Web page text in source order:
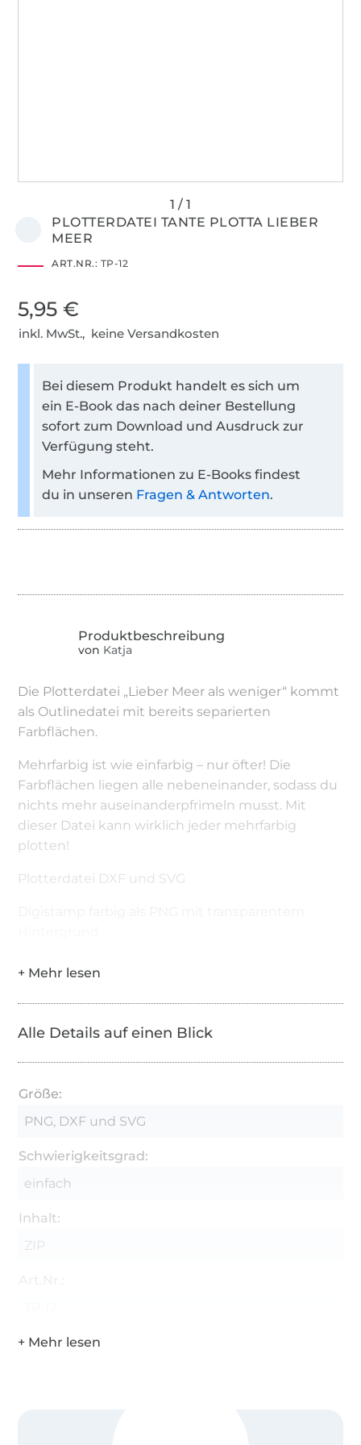
PLOTTERDATEI TANTE PLOTTA LIEBER
MEER
ART.NR.: TP-12
5,95 €
inkl. MwSt., keine Versandkosten
Bei diesem Produkt handelt es sich um
ein E-Book das nach deiner Bestellung
sofort zum Download und Ausdruck zur
Verfügung steht.
Mehr Informationen zu E-Books findest
du in unseren Fragen & Antworten.
von Katja
Die Plotterdatei „Lieber Meer als weniger“ kommt
als Outlinedatei mit bereits separierten
Farbflächen.
Mehrfarbig ist wie einfarbig – nur öfter! Die
Farbflächen liegen alle nebeneinander, sodass du
nichts mehr auseinanderpfrimeln musst. Mit
dieser Datei kann wirklich jeder mehrfarbig
plotten!
Plotterdatei DXF und SVG
Alle Details auf einen Blick
Größe:
PNG, DXF und SVG
Schwierigkeitsgrad:
einfach
Inhalt:
ZIP